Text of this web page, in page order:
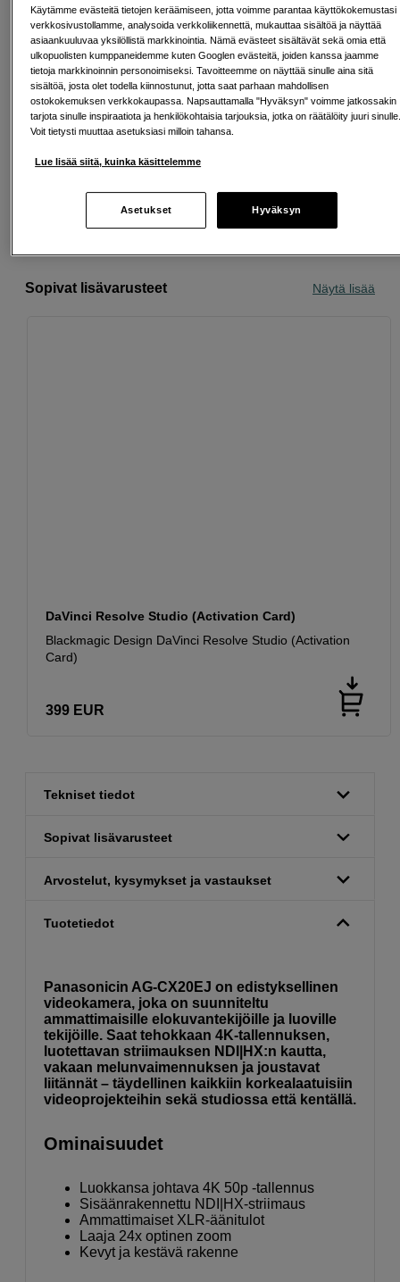
saada maksuhäiriömerkinnän. Se voi vaikeuttaa asunnon vuokraamista,
liittymien tekemistä ja uusien lainojen saamista. Apua saat kuntasi talous- ja
velkaneuvonnasta. Yhteystiedot löydät sivulta
kkv.fi (avautuu uuteen
välilehteen)
Ilmainen toimitus yli 200 EUR ostoksille
Osta nyt ja maksa myöhemmin
Henkilökohtaista palvelua
Sopivat lisävarusteet Näytä lisää
DaVinci Resolve Studio (Activation Card)
Blackmagic Design DaVinci Resolve Studio (Activation
Card)
399 EUR
Tekniset tiedot
Sopivat lisävarusteet
Arvostelut, kysymykset ja vastaukset
Tuotetiedot
Panasonicin AG-CX20EJ on edistyksellinen
videokamera, joka on suunniteltu
ammattimaisille elokuvantekijöille ja luoville
tekijöille. Saat tehokkaan 4K-tallennuksen,
luotettavan striimauksen NDI|HX:n kautta,
vakaan melunvaimennuksen ja joustavat
liitännät – täydellinen kaikkiin korkealaatuisiin
videoprojekteihin sekä studiossa että kentällä.
Ominaisuudet
Luokkansa johtava 4K 50p -tallennus
Sisäänrakennettu NDI|HX-striimaus
Ammattimaiset XLR-äänitulot
Laaja 24x optinen zoom
Kevyt ja kestävä rakenne
Käytämme evästeitä tietojen keräämiseen, jotta voimme parantaa käyttökokemustasi
verkkosivustollamme, analysoida verkkoliikennettä, mukauttaa sisältöä ja näyttää
asiaankuuluvaa yksilöllistä markkinointia. Nämä evästeet sisältävät sekä omia että
ulkopuolisten kumppaneidemme kuten Googlen evästeitä, joiden kanssa jaamme
tietoja markkinoinnin personoimiseksi. Tavoitteemme on näyttää sinulle aina sitä
sisältöä, josta olet todella kiinnostunut, jotta saat parhaan mahdollisen
ostokokemuksen verkkokaupassa. Napsauttamalla "Hyväksyn" voimme jatkossakin
tarjota sinulle inspiraatiota ja henkilökohtaisia tarjouksia, jotka on räätälöity juuri
Voit tietysti muuttaa asetuksiasi milloin tahansa.
Lue lisää siitä, kuinka käsittelemme
Asetukset Hyväksyn